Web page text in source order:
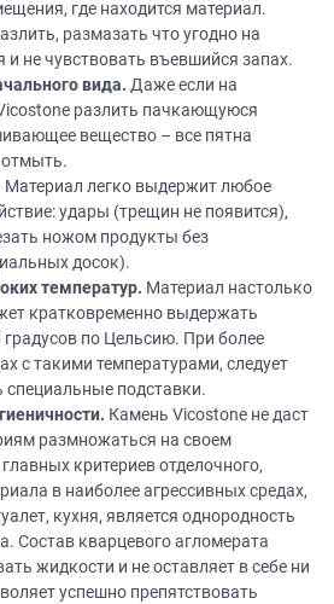
где находится материал.
размазать что угодно на
и не чувствовать въевшийся запах.
вида. Даже если на
разлить пачкающуюся
вещество – все пятна
отмыть.
Материал легко выдержит любое
удары (трещин не появится),
ножом продукты без
досок).
температур. Материал настолько
кратковременно выдержать
градусов по Цельсию. При более
с такими температурами, следует
специальные подставки.
Камень Vicostone не даст
размножаться на своем
критериев отделочного,
в наиболее агрессивных средах,
кухня, является однородность
Состав кварцевого агломерата
жидкости и не оставляет в себе ни
успешно препятствовать